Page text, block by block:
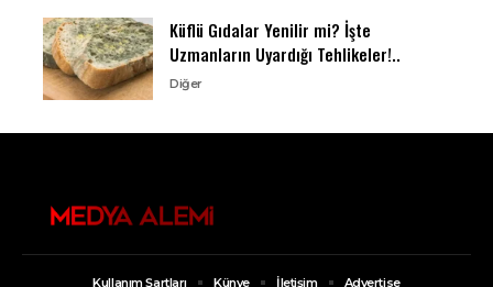
Küflü Gıdalar Yenilir mi? İşte
Uzmanların Uyardığı Tehlikeler!..
Diğer
Kullanım Şartları Künye İletişim Advertise